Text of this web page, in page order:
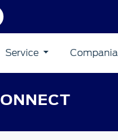
Service Compania